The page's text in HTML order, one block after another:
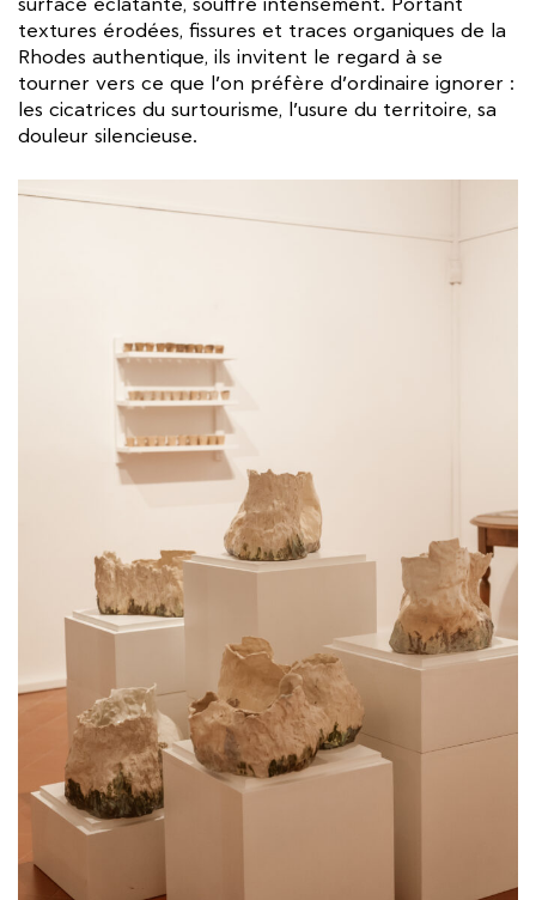
surface éclatante, souffre intensément. Portant
textures érodées, fissures et traces organiques de la
Rhodes authentique, ils invitent le regard à se
tourner vers ce que l’on préfère d’ordinaire ignorer :
les cicatrices du surtourisme, l’usure du territoire, sa
douleur silencieuse.